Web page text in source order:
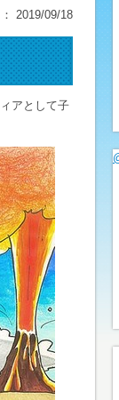
2019/09/18
アとして子